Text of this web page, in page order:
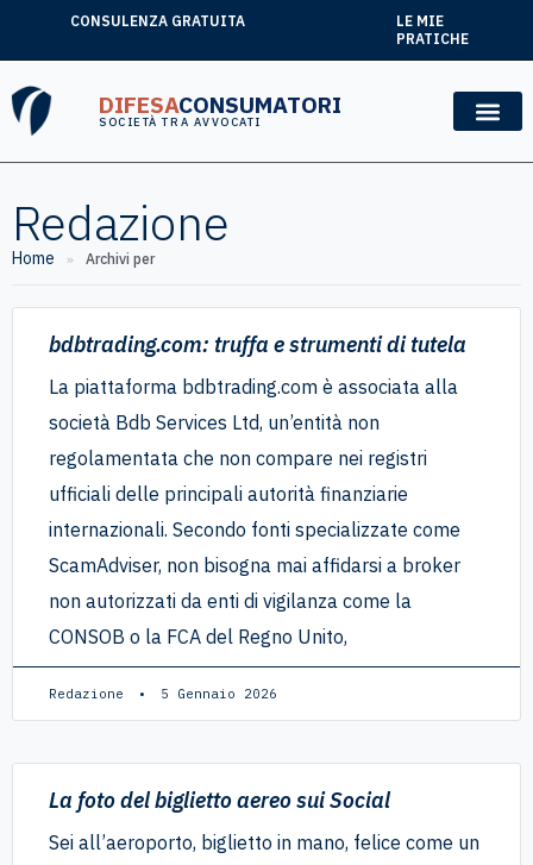
CONSULENZA GRATUITA
LE MIE
PRATICHE
DIFESACONSUMATORI
SOCIETÀ TRA AVVOCATI
Redazione
Home » Archivi per
bdbtrading.com: truffa e strumenti di tutela
La piattaforma bdbtrading.com è associata alla
società Bdb Services Ltd, un’entità non
regolamentata che non compare nei registri
ufficiali delle principali autorità finanziarie
internazionali. Secondo fonti specializzate come
ScamAdviser, non bisogna mai affidarsi a broker
non autorizzati da enti di vigilanza come la
CONSOB o la FCA del Regno Unito,
Redazione 5 Gennaio 2026
La foto del biglietto aereo sui Social
Sei all’aeroporto, biglietto in mano, felice come un